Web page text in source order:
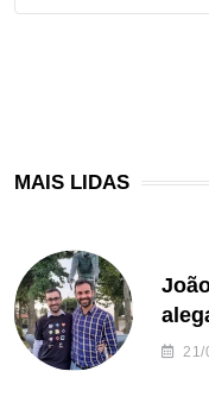
MAIS LIDAS
de21/